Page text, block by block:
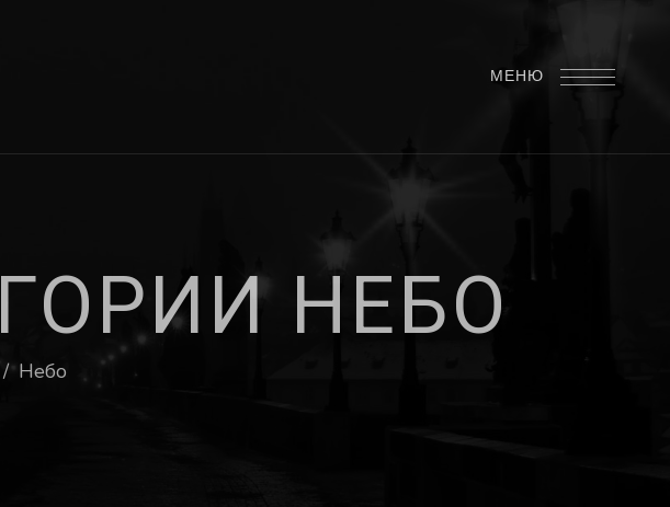
МЕНЮ
ГОРИИ НЕБО
/ Небо